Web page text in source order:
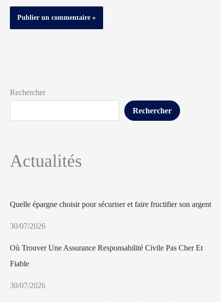
Rechercher
Rechercher
Actualités
Quelle épargne choisir pour sécuriser et faire fructifier son argent
30/07/2026
Où Trouver Une Assurance Responsabilité Civile Pas Cher Et
Fiable
30/07/2026